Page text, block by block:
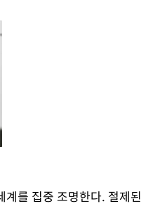
를 집중 조명한다. 절제된